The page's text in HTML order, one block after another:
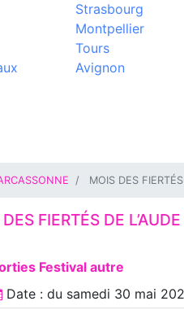
Strasbourg
Montpellier
Tours
Avignon
MOIS DES
FIERTÉS DE
Festival autre
Date : du samedi 30 mai